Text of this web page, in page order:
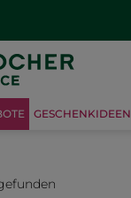
GESCHENKIDEEN